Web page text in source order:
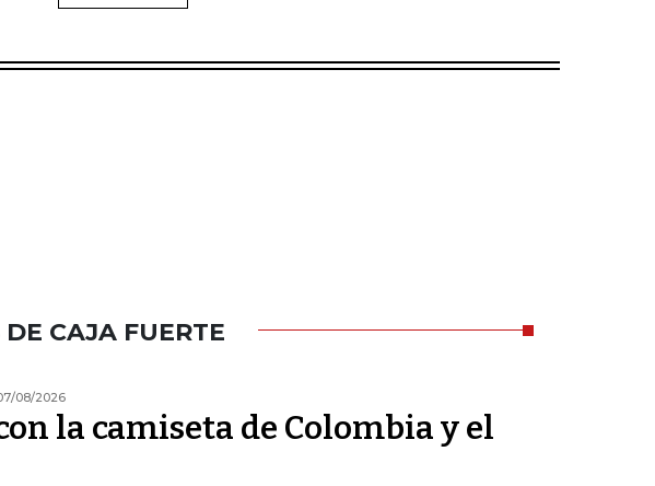
DE CAJA FUERTE
08/2026
la camiseta de Colombia y el